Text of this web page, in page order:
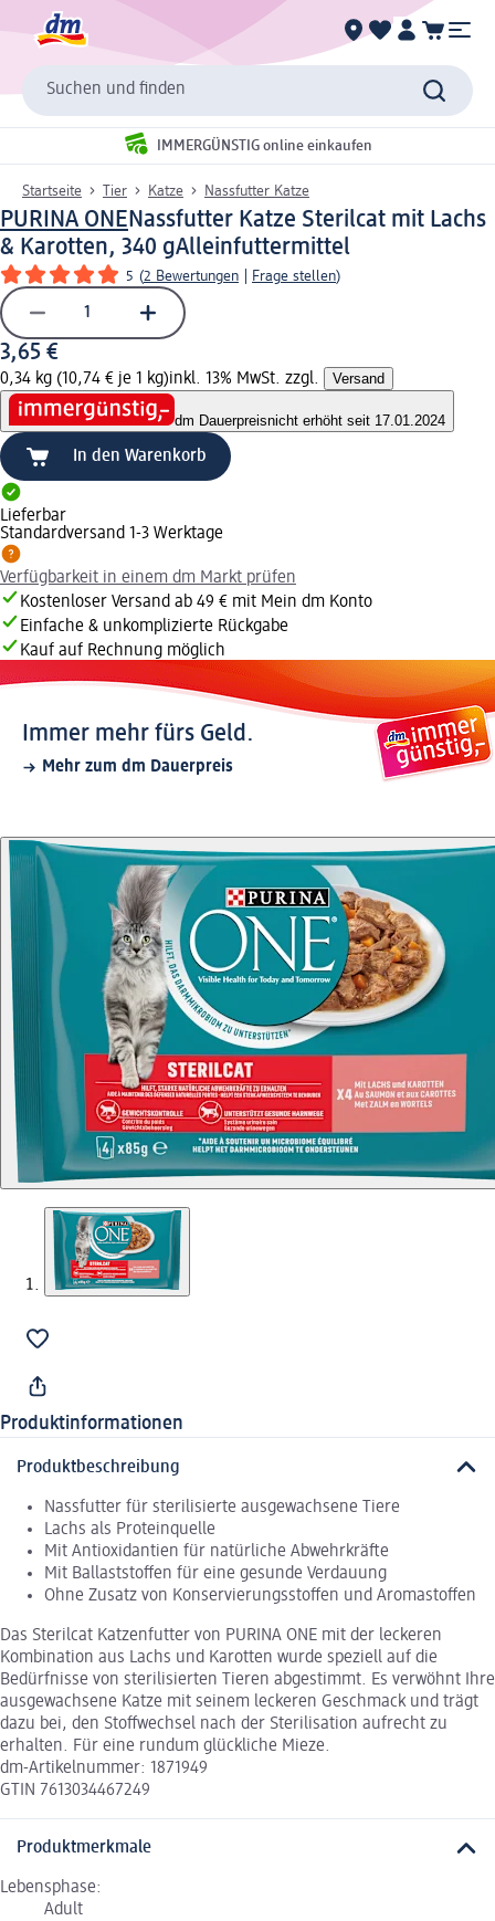
Suchen und finden
IMMERGÜNSTIG online einkaufen
Startseite Tier Katze Nassfutter Katze
PURINA ONENassfutter Katze Sterilcat mit Lachs
& Karotten, 340 gAlleinfuttermittel
5 (2 Bewertungen Frage stellen)
3,65 €
0,34 kg (10,74 € je 1 kg)inkl. 13% MwSt. zzgl. Versand
dm Dauerpreisnicht erhöht seit 17.01.2024
In den Warenkorb
Lieferbar
Standardversand 1-3 Werktage
Verfügbarkeit in einem dm Markt prüfen
Kostenloser Versand ab 49 € mit Mein dm Konto
Einfache & unkomplizierte Rückgabe
Kauf auf Rechnung möglich
Immer mehr fürs Geld.
Mehr zum dm Dauerpreis
Produktinformationen
Produktbeschreibung
Nassfutter für sterilisierte ausgewachsene Tiere
Lachs als Proteinquelle
Mit Antioxidantien für natürliche Abwehrkräfte
Mit Ballaststoffen für eine gesunde Verdauung
Ohne Zusatz von Konservierungsstoffen und Aromastoffen
Das Sterilcat Katzenfutter von PURINA ONE mit der leckeren
Kombination aus Lachs und Karotten wurde speziell auf die
Bedürfnisse von sterilisierten Tieren abgestimmt. Es verwöhnt Ihre
ausgewachsene Katze mit seinem leckeren Geschmack und trägt
dazu bei, den Stoffwechsel nach der Sterilisation aufrecht zu
erhalten. Für eine rundum glückliche Mieze.
dm-Artikelnummer: 1871949
GTIN 7613034467249
Produktmerkmale
Lebensphase:
Adult